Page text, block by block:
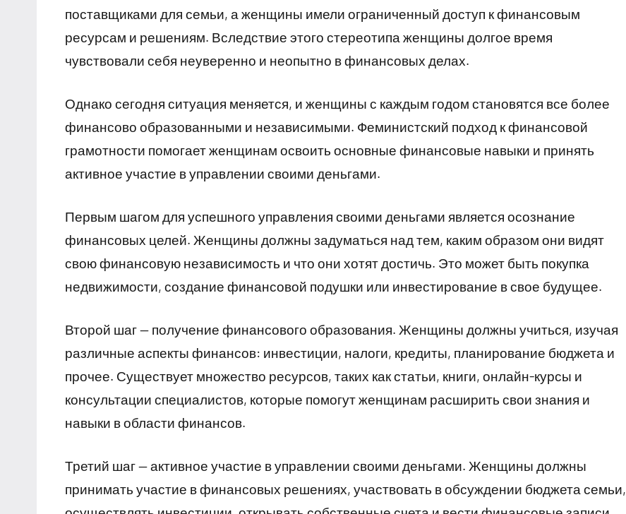
поставщиками для семьи, а женщины имели ограниченный доступ к финансовым
ресурсам и решениям. Вследствие этого стереотипа женщины долгое время
чувствовали себя неуверенно и неопытно в финансовых делах.
Однако сегодня ситуация меняется, и женщины с каждым годом становятся все более
финансово образованными и независимыми. Феминистский подход к финансовой
грамотности помогает женщинам освоить основные финансовые навыки и принять
активное участие в управлении своими деньгами.
Первым шагом для успешного управления своими деньгами является осознание
финансовых целей. Женщины должны задуматься над тем, каким образом они видят
свою финансовую независимость и что они хотят достичь. Это может быть покупка
недвижимости, создание финансовой подушки или инвестирование в свое будущее.
Второй шаг — получение финансового образования. Женщины должны учиться, изучая
различные аспекты финансов: инвестиции, налоги, кредиты, планирование бюджета и
прочее. Существует множество ресурсов, таких как статьи, книги, онлайн-курсы и
консультации специалистов, которые помогут женщинам расширить свои знания и
навыки в области финансов.
Третий шаг — активное участие в управлении своими деньгами. Женщины должны
принимать участие в финансовых решениях, участвовать в обсуждении бюджета семьи,